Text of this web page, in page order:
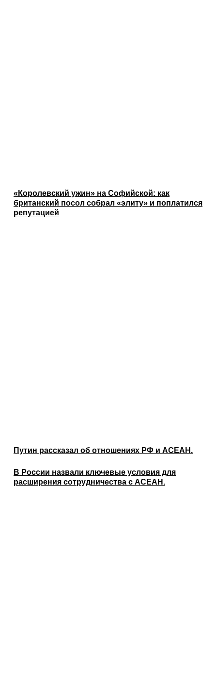
«Королевский ужин» на Софийской: как
британский посол собрал «элиту» и поплатился
репутацией
Путин рассказал об отношениях РФ и АСЕАН.
В России назвали ключевые условия для
расширения сотрудничества с АСЕАН.